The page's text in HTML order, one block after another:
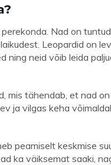
Nad on
Leopardid on
ning neid võib leida
mis tähendab, et nad
ja vilgas keha
peamiselt keskmise
ka väiksemat saaki,